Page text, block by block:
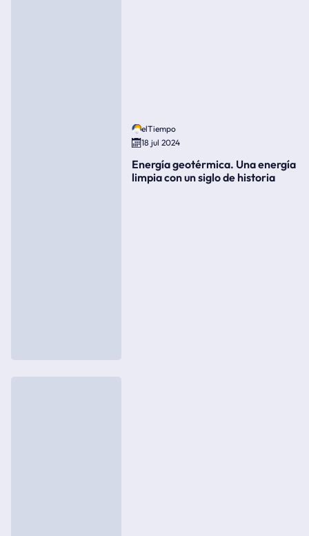
elTiempo
18 jul 2024
Energía geotérmica. Una energía
limpia con un siglo de historia